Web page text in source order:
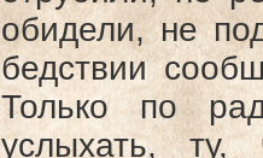
обидели, не
бедствии
Только по
услыхать, ту,